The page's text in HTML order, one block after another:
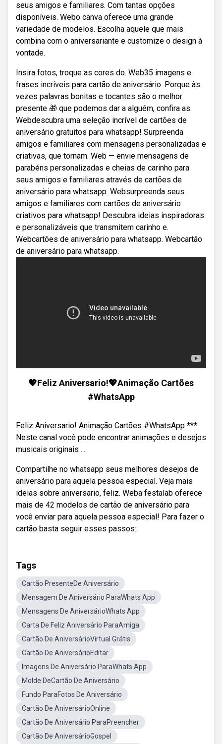
seus amigos e familiares. Com tantas opções
disponíveis. Webo canva oferece uma grande
variedade de modelos. Escolha aquele que mais
combina com o aniversariante e customize o design à
vontade.
Insira fotos, troque as cores do. Web35 imagens e
frases incríveis para cartão de aniversário. Porque às
vezes palavras bonitas e tocantes são o melhor
presente 🎁 que podemos dar a alguém, confira as.
Webdescubra uma seleção incrível de cartões de
aniversário gratuitos para whatsapp! Surpreenda
amigos e familiares com mensagens personalizadas e
criativas, que tornam. Web — envie mensagens de
parabéns personalizadas e cheias de carinho para
seus amigos e familiares através de cartões de
aniversário para whatsapp. Websurpreenda seus
amigos e familiares com cartões de aniversário
criativos para whatsapp! Descubra ideias inspiradoras
e personalizáveis que transmitem carinho e.
Webcartões de aniversário para whatsapp. Webcartão
de aniversário para whatsapp.
💖Feliz Aniversario!💖Animação Cartões
#WhatsApp
Feliz Aniversario! Animação Cartões #WhatsApp ***
Neste canal você pode encontrar animações e desejos
musicais originais ...
Compartilhe no whatsapp seus melhores desejos de
aniversário para aquela pessoa especial. Veja mais
ideias sobre aniversario, feliz. Weba festalab oferece
mais de 42 modelos de cartão de aniversário para
você enviar para aquela pessoa especial! Para fazer o
cartão basta seguir esses passos:
Tags
Cartão PresenteDe Aniversário
Mensagem De Aniversário ParaWhats App
Mensagens De AniversárioWhats App
Carta De Feliz Aniversário ParaAmiga
Cartão De AniversárioVirtual Grátis
Cartão De AniversárioEditar
Imagens De Aniversário ParaWhats App
Molde DeCartão De Aniversário
Fundo ParaFotos De Aniversário
Cartão De AniversárioOnline
Cartão De Aniversário ParaPreencher
Cartão De AniversárioGospel